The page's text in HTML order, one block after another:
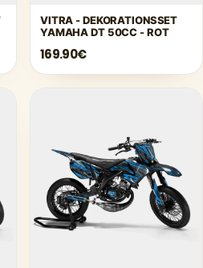
VITRA - DEKORATIONSSET
YAMAHA DT 50CC - ROT
169.90€